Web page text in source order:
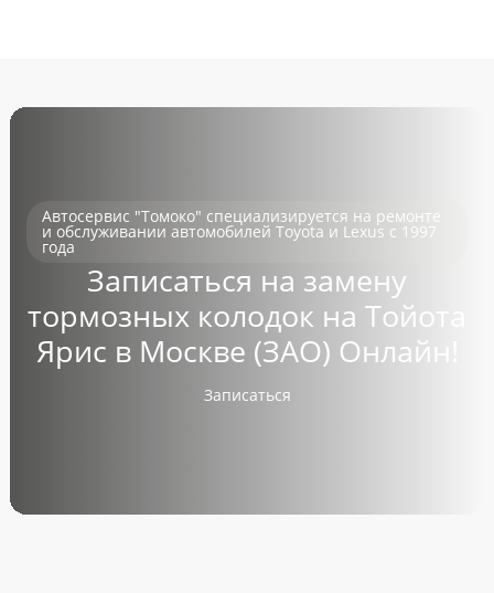
Автосервис "Томоко" специализируется на ремонте
и обслуживании автомобилей Toyota и Lexus с 1997
года
Записаться на замену
тормозных колодок на Тойота
Ярис в Москве (ЗАО) Онлайн!
Записаться